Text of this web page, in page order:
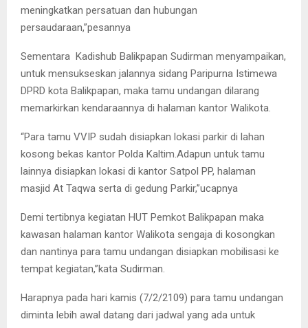
meningkatkan persatuan dan hubungan
persaudaraan,”pesannya
Sementara Kadishub Balikpapan Sudirman menyampaikan,
untuk mensukseskan jalannya sidang Paripurna Istimewa
DPRD kota Balikpapan, maka tamu undangan dilarang
memarkirkan kendaraannya di halaman kantor Walikota.
“Para tamu VVIP sudah disiapkan lokasi parkir di lahan
kosong bekas kantor Polda Kaltim.Adapun untuk tamu
lainnya disiapkan lokasi di kantor Satpol PP, halaman
masjid At Taqwa serta di gedung Parkir,”ucapnya
Demi tertibnya kegiatan HUT Pemkot Balikpapan maka
kawasan halaman kantor Walikota sengaja di kosongkan
dan nantinya para tamu undangan disiapkan mobilisasi ke
tempat kegiatan,”kata Sudirman.
Harapnya pada hari kamis (7/2/2109) para tamu undangan
diminta lebih awal datang dari jadwal yang ada untuk